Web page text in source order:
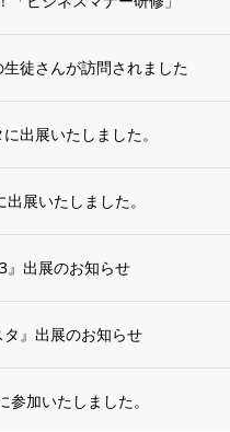
徒さんが訪問されました
出展いたしました。
展いたしました。
』出展のお知らせ
タ』出展のお知らせ
加いたしました。